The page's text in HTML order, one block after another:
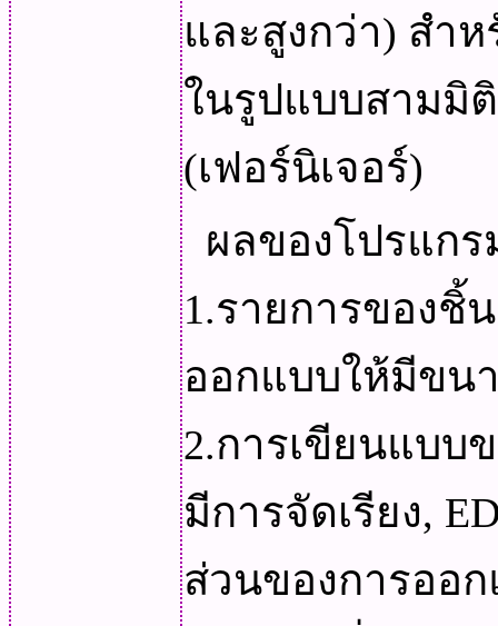
และสูงกว่า) สำ
ในรูปแบบสามมิ
(เฟอร์นิเจอร์)
ผลของโปรแก
1.รายการของชิ้
ออกแบบให้มีขน
2.การเขียนแบ
มีการจัดเรียง,
ส่วนของการออ